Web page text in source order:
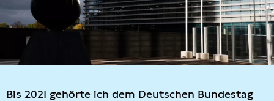
Bis 2021 gehörte ich dem Deutschen Bundestag